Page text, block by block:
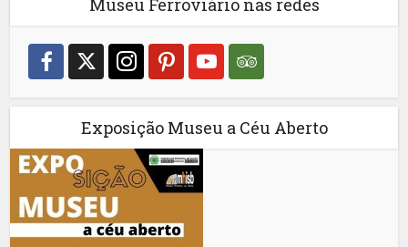
Exposição Museu a Céu Aberto